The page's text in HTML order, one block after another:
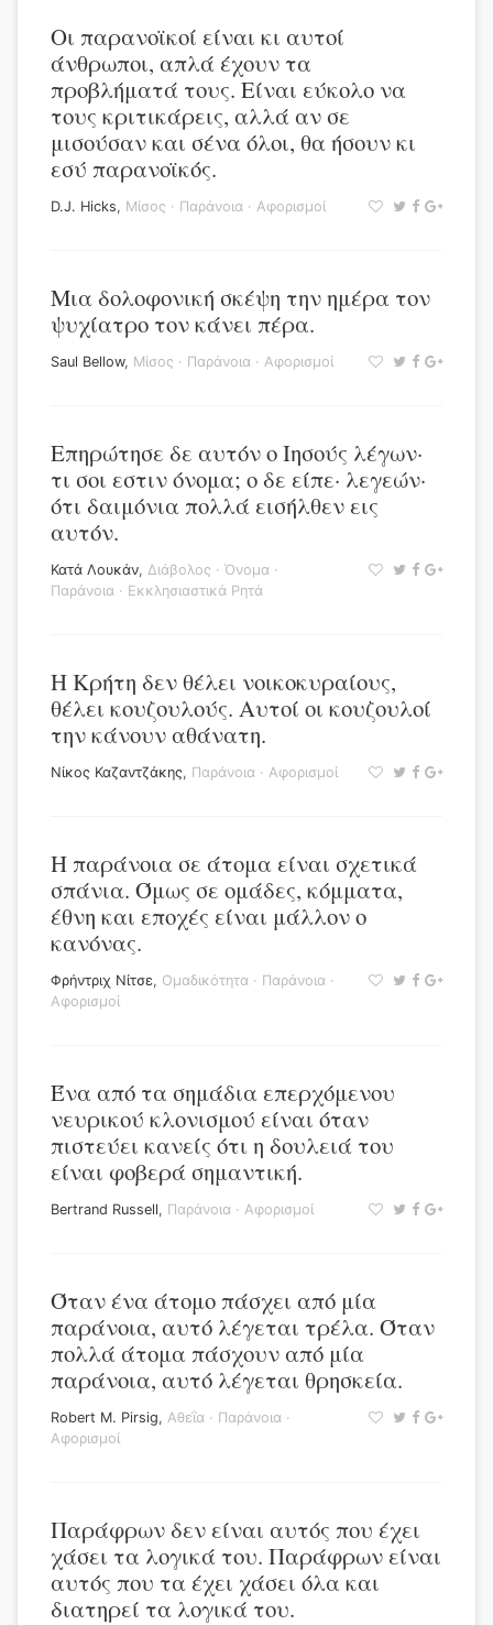
Οι παρανοϊκοί είναι κι αυτοί
άνθρωποι, απλά έχουν τα
προβλήματά τους. Είναι εύκολο να
τους κριτικάρεις, αλλά αν σε
μισούσαν και σένα όλοι, θα ήσουν κι
εσύ παρανοϊκός.
D.J. Hicks, Μίσος · Παράνοια · Αφορισμοί
Μια δολοφονική σκέψη την ημέρα τον
ψυχίατρο τον κάνει πέρα.
Saul Bellow, Μίσος · Παράνοια · Αφορισμοί
Επηρώτησε δε αυτόν ο Ιησούς λέγων·
τι σοι εστιν όνομα; ο δε είπε· λεγεών·
ότι δαιμόνια πολλά εισήλθεν εις
αυτόν.
Κατά Λουκάν, Διάβολος · Όνομα ·
Παράνοια · Εκκλησιαστικά Ρητά
Η Κρήτη δεν θέλει νοικοκυραίους,
θέλει κουζουλούς. Αυτοί οι κουζουλοί
την κάνουν αθάνατη.
Νίκος Καζαντζάκης, Παράνοια · Αφορισμοί
Η παράνοια σε άτομα είναι σχετικά
σπάνια. Όμως σε ομάδες, κόμματα,
έθνη και εποχές είναι μάλλον ο
κανόνας.
Φρήντριχ Νίτσε, Ομαδικότητα · Παράνοια ·
Αφορισμοί
Ένα από τα σημάδια επερχόμενου
νευρικού κλονισμού είναι όταν
πιστεύει κανείς ότι η δουλειά του
είναι φοβερά σημαντική.
Bertrand Russell, Παράνοια · Αφορισμοί
Όταν ένα άτομο πάσχει από μία
παράνοια, αυτό λέγεται τρέλα. Όταν
πολλά άτομα πάσχουν από μία
παράνοια, αυτό λέγεται θρησκεία.
Robert M. Pirsig, Αθεΐα · Παράνοια ·
Αφορισμοί
Παράφρων δεν είναι αυτός που έχει
χάσει τα λογικά του. Παράφρων είναι
αυτός που τα έχει χάσει όλα και
διατηρεί τα λογικά του.